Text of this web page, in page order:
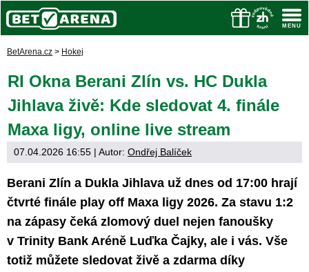
BetArena.cz > Hokej
RI Okna Berani Zlín vs. HC Dukla
Jihlava živě: Kde sledovat 4. finále
Maxa ligy, online live stream
07.04.2026 16:55 | Autor: Ondřej Balíček
Berani Zlín a Dukla Jihlava už dnes od 17:00 hrají
čtvrté finále play off Maxa ligy 2026. Za stavu 1:2
na zápasy čeká zlomový duel nejen fanoušky
v Trinity Bank Aréně Luďka Čajky, ale i vás. Vše
totiž můžete sledovat živě a zdarma díky